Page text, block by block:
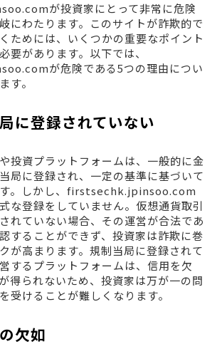
が投資家にとって非常に危険
にわたります。このサイトが詐欺的で
ためには、いくつかの重要なポイント
要があります。以下では、
が危険である5つの理由につい
す。
に登録されていない
投資プラットフォームは、一般的に金
局に登録され、一定の基準に基づいて
す。しかし、firstsechk.jpinsoo.com
な登録をしていません。仮想通貨取引
れていない場合、その運営が合法であ
することができず、投資家は詐欺に巻
が高まります。規制当局に登録されて
するプラットフォームは、信用を欠
得られないため、投資家は万が一の問
受けることが難しくなります。
欠如